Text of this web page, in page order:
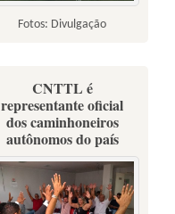
Fotos: Divulgação
CNTTL é
representante oficial
dos caminhoneiros
autônomos do país